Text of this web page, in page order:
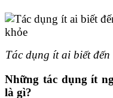
Tác dụng ít ai biết
Những tác dụng ít
là gì?